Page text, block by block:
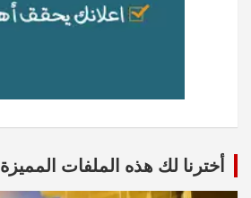
أخترنا لك هذه الملفات المميزة